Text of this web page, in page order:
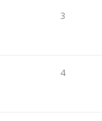
3
4